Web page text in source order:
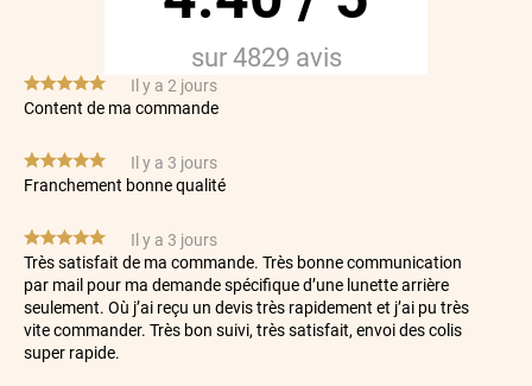
sur 4829 avis
*****
Content de ma commande
Il y a 2 jours
*****
Franchement bonne qualité
Il y a 3 jours
*****
Très satisfait de ma commande. Très bonne communication
par mail pour ma demande spécifique d’une lunette arrière
seulement. Où j’ai reçu un devis très rapidement et j’ai pu très
vite commander. Très bon suivi, très satisfait, envoi des colis
super rapide.
Il y a 3 jours